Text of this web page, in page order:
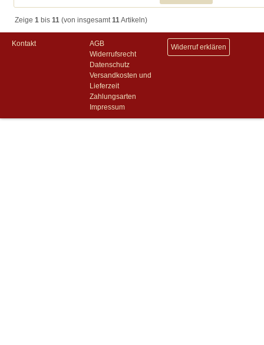
Zeige 1 bis 11 (von insgesamt11Artikeln)
Kontakt
AGB
Widerrufsrecht
Datenschutz
Versandkosten und
Lieferzeit
Zahlungsarten
Impressum
Widerruf erklären